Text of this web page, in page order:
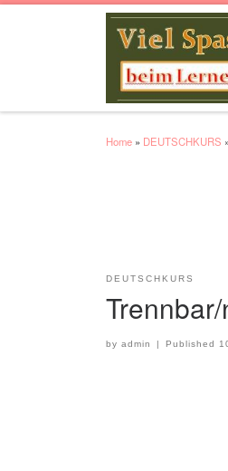
Home » DEUTSCHKURS »
DEUTSCHKURS
by admin | Published